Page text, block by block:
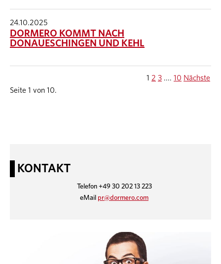
24.10.2025
DORMERO KOMMT NACH
DONAUESCHINGEN UND KEHL
Seite 1 von 10.
1 2 3 .... 10 Nächste
KONTAKT
Telefon +49 30 202 13 223
eMail pr@dormero.com